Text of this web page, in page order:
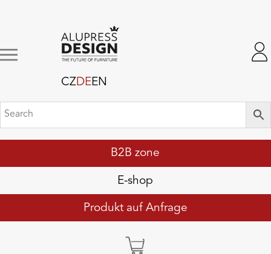
B2B zone
E-shop
Produkt auf Anfrage
CZDEEN